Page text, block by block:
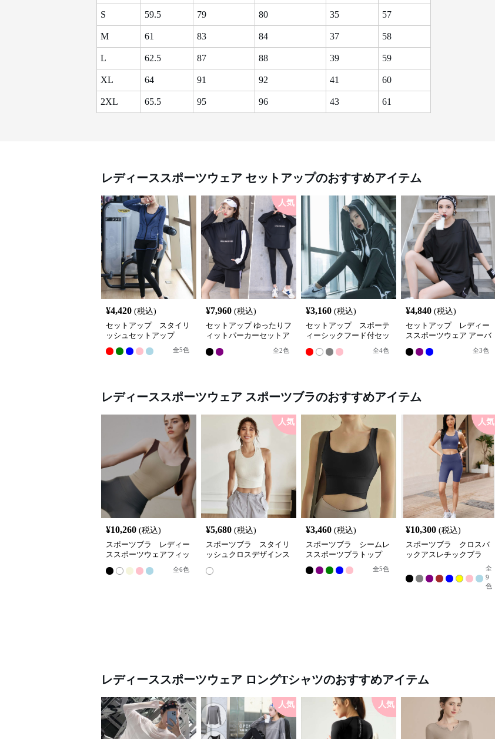
S 59.5 79 80 35 57
M 61 83 84 37 58
L 62.5 87 88 39 59
XL 64 91 92 41 60
2XL 65.5 95 96 43 61
レディーススポーツウェア セットアップのおすすめアイテム
¥4,420 (税込)
セットアップ スタイリ
ッシュセットアップ
全5色
人気
¥7,960 (税込)
セットアップ ゆったりフ
ィットパーカーセットア
全2色
¥3,160 (税込)
セットアップ スポーテ
ィーシックフード付セッ
全4色
¥4,840 (税込)
セットアップ レディー
ススポーツウェア アーバ
ンアスリート スポーツセ
ット
全3色
レディーススポーツウェア スポーツブラのおすすめアイテム
¥10,260 (税込)
スポーツブラ レディー
ススポーツウェアフィッ
ト感抜群立体裁断スポー
ツブラトップ
全6色
人気
¥5,680 (税込)
スポーツブラ スタイリ
ッシュクロスデザインス
¥3,460 (税込)
スポーツブラ シームレ
ススポーツブラトップ
全5色
人気
¥10,300 (税込)
スポーツブラ クロスバ
ックアスレチックブラ
全
9
色
レディーススポーツウェア ロングTシャツのおすすめアイテム
人気 人気